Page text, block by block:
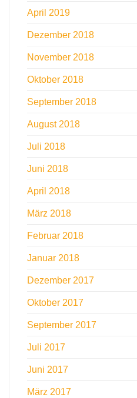
April 2019
Dezember 2018
November 2018
Oktober 2018
September 2018
August 2018
Juli 2018
Juni 2018
April 2018
März 2018
Februar 2018
Januar 2018
Dezember 2017
Oktober 2017
September 2017
Juli 2017
Juni 2017
März 2017